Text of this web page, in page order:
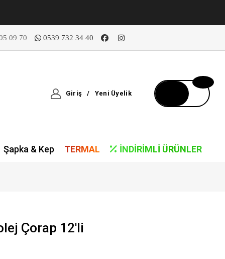
09 70 0539 732 34 40
Giriş / Yeni Üyelik
Şapka & Kep TERMAL İNDIRIMLI ÜRÜNLER
Çorap 12'li